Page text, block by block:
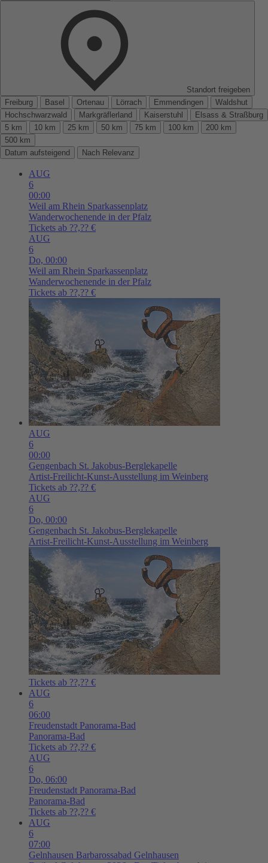
Standort freigeben
Freiburg
Basel Ortenau Lörrach Emmendingen
Waldshut
Hochschwarzwald
Markgräflerland Kaiserstuhl
Elsass & Straßburg
5 km
10 km 25 km 50 km 75 km 100 km
200 km
500 km
Datum aufsteigend
Nach Relevanz
AUG
6
00:00
Weil am Rhein Sparkassenplatz
Wanderwochenende in der Pfalz
Tickets ab ??,?? €
AUG
6
Do, 00:00
Weil am Rhein Sparkassenplatz
Wanderwochenende in der Pfalz
Tickets ab ??,?? €
AUG
6
00:00
Gengenbach St. Jakobus-Berglekapelle
Artist-Freilicht-Kunst-Ausstellung im Weinberg
Tickets ab ??,?? €
AUG
6
Do, 00:00
Gengenbach St. Jakobus-Berglekapelle
Artist-Freilicht-Kunst-Ausstellung im Weinberg
Tickets ab ??,?? €
AUG
6
06:00
Freudenstadt Panorama-Bad
Panorama-Bad
Tickets ab ??,?? €
AUG
6
Do, 06:00
Freudenstadt Panorama-Bad
Panorama-Bad
Tickets ab ??,?? €
AUG
6
07:00
Gelnhausen Barbarossabad Gelnhausen